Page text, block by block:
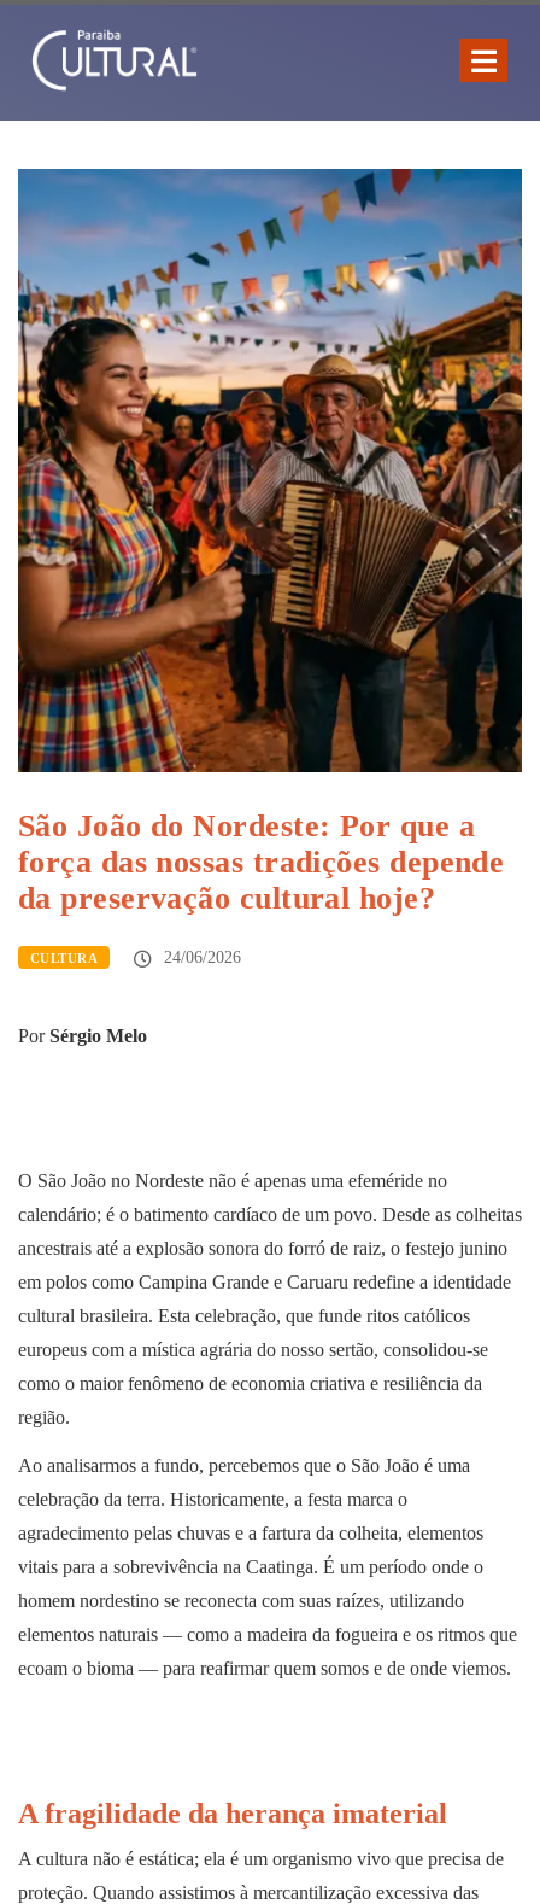
São João do Nordeste: Por que a
força das nossas tradições depende
da preservação cultural hoje?
CULTURA 24/06/2026
PorSérgio Melo
O São João no Nordeste não é apenas uma efeméride no
calendário; é o batimento cardíaco de um povo. Desde as colheitas
ancestrais até a explosão sonora do forró de raiz, o festejo junino
em polos como Campina Grande e Caruaru redefine a identidade
cultural brasileira. Esta celebração, que funde ritos católicos
europeus com a mística agrária do nosso sertão, consolidou-se
como o maior fenômeno de economia criativa e resiliência da
região.
Ao analisarmos a fundo, percebemos que o São João é uma
celebração da terra. Historicamente, a festa marca o
agradecimento pelas chuvas e a fartura da colheita, elementos
vitais para a sobrevivência na Caatinga. É um período onde o
homem nordestino se reconecta com suas raízes, utilizando
elementos naturais — como a madeira da fogueira e os ritmos que
ecoam o bioma — para reafirmar quem somos e de onde viemos.
A fragilidade da herança imaterial
A cultura não é estática; ela é um organismo vivo que precisa de
proteção. Quando assistimos à mercantilização excessiva das